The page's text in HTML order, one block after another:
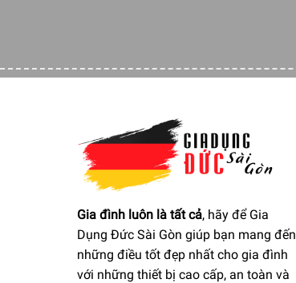
Gia đình luôn là tất cả, hãy để Gia
Dụng Đức Sài Gòn giúp bạn mang đến
những điều tốt đẹp nhất cho gia đình
với những thiết bị cao cấp, an toàn và